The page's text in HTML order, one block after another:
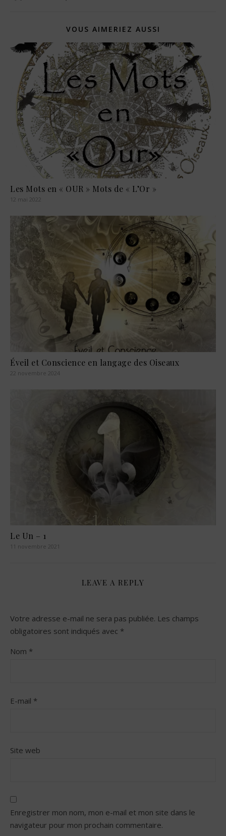
VOUS AIMERIEZ AUSSI
Les Mots en « OUR » Mots de « L’Or »
12 mai 2022
Éveil et Conscience en langage des Oiseaux
22 novembre 2024
Le Un – 1
11 novembre 2021
LEAVE A REPLY
Votre adresse e-mail ne sera pas publiée. Les champs
obligatoires sont indiqués avec *
Nom *
E-mail *
Site web
Enregistrer mon nom, mon e-mail et mon site dans le
navigateur pour mon prochain commentaire.